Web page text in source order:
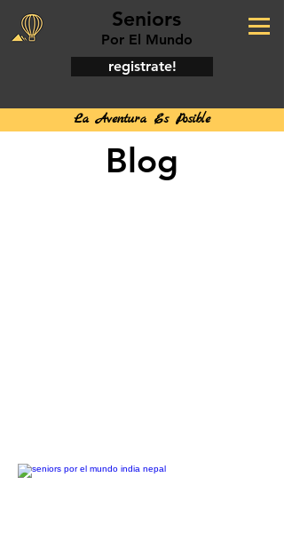
Seniors
Por El Mundo
registrate!
La Aventura Es Posible
Blog